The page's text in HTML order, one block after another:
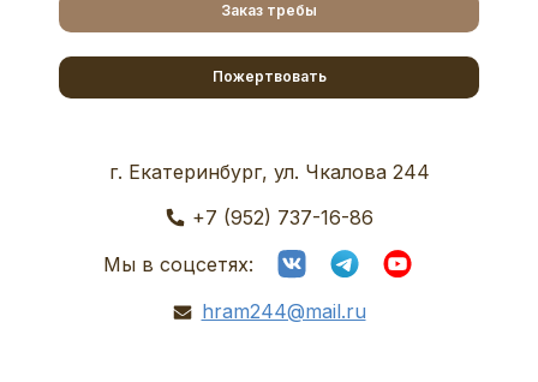
Заказ требы
Пожертвовать
г. Екатеринбург, ул. Чкалова 244
+7 (952) 737-16-86
Мы в соцсетях:
hram244@mail.ru